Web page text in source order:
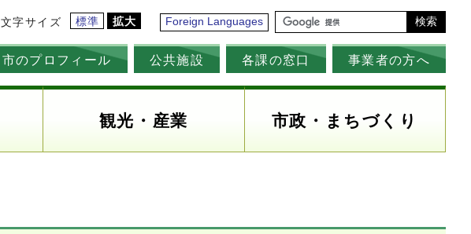
文字サイズ 標準 拡大 Foreign Languages 検索
市のプロフィール 公共施設 各課の窓口 事業者の方へ
観光・産業 市政・まちづくり